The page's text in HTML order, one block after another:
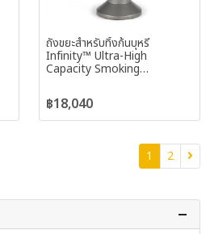
ถังขยะสำหรับทิ้งก้นบุหรี่
Infinity™ Ultra-High
Capacity Smoking
฿18,040
1 2